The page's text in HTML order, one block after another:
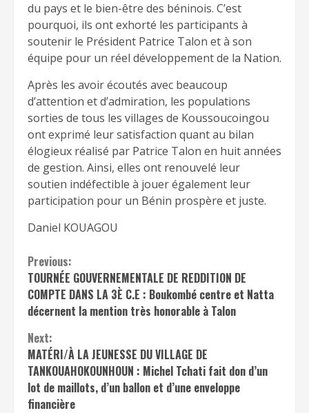
du pays et le bien-être des béninois. C’est
pourquoi, ils ont exhorté les participants à
soutenir le Président Patrice Talon et à son
équipe pour un réel développement de la Nation.
Après les avoir écoutés avec beaucoup
d’attention et d’admiration, les populations
sorties de tous les villages de Koussoucoingou
ont exprimé leur satisfaction quant au bilan
élogieux réalisé par Patrice Talon en huit années
de gestion. Ainsi, elles ont renouvelé leur
soutien indéfectible à jouer également leur
participation pour un Bénin prospère et juste.
Daniel KOUAGOU
Continue
Reading
Previous:
TOURNÉE GOUVERNEMENTALE DE REDDITION DE
COMPTE DANS LA 3È C.E : Boukombé centre et Natta
décernent la mention très honorable à Talon
Next:
MATÉRI/À LA JEUNESSE DU VILLAGE DE
TANKOUAHOKOUNHOUN : Michel Tchati fait don d’un
lot de maillots, d’un ballon et d’une enveloppe
financière